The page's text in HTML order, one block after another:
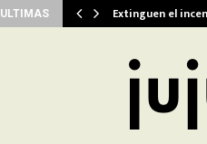
ULTIMAS Extinguen el